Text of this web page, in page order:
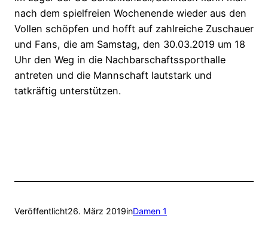
nach dem spielfreien Wochenende wieder aus den
Vollen schöpfen und hofft auf zahlreiche Zuschauer
und Fans, die am Samstag, den 30.03.2019 um 18
Uhr den Weg in die Nachbarschaftssporthalle
antreten und die Mannschaft lautstark und
tatkräftig unterstützen.
Veröffentlicht26. März 2019inDamen 1